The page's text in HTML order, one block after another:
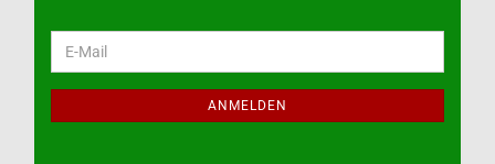
ZUR
E-
Mail
ANMELDEN